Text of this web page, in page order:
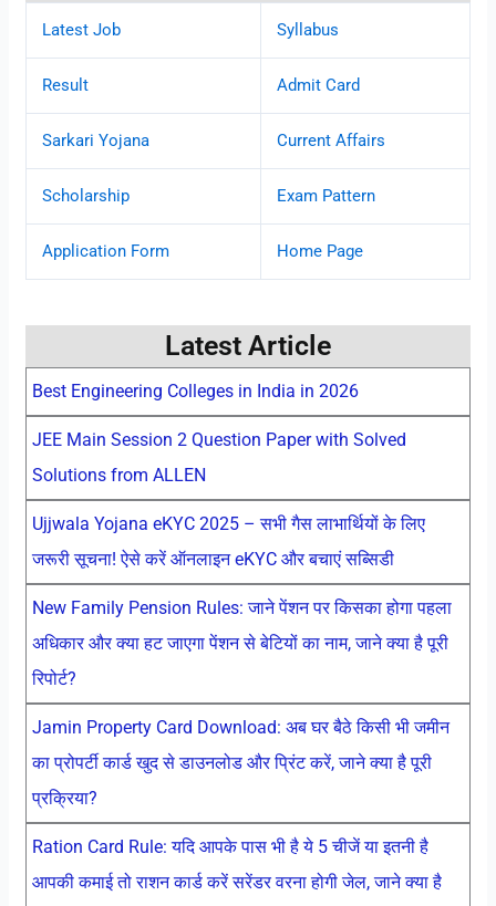
Latest Job Syllabus
Result Admit Card
Sarkari Yojana Current Affairs
Scholarship Exam Pattern
Application Form Home Page
Latest Article
Best Engineering Colleges in India in 2026
JEE Main Session 2 Question Paper with Solved
Solutions from ALLEN
Ujjwala Yojana eKYC 2025 – सभी गैस लाभार्थियों के लिए
जरूरी सूचना! ऐसे करें ऑनलाइन eKYC और बचाएं सब्सिडी
New Family Pension Rules: जाने पेंशन पर किसका होगा पहला
अधिकार और क्या हट जाएगा पेंशन से बेटियों का नाम, जाने क्या है पूरी
रिपोर्ट?
Jamin Property Card Download: अब घर बैठे किसी भी जमीन
का प्रोपर्टी कार्ड खुद से डाउनलोड और प्रिंट करें, जाने क्या है पूरी
प्रक्रिया?
Ration Card Rule: यदि आपके पास भी है ये 5 चीजें या इतनी है
आपकी कमाई तो राशन कार्ड करें सरेंडर वरना होगी जेल, जाने क्या है